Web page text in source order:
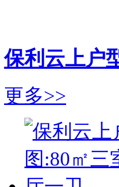
保利云上户
更多>>